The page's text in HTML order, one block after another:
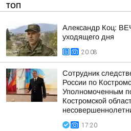
ТОП
Александр Коц:
уходящего дня
20:08
Сотрудник
России по
Уполномоченным
Костромской
17:20